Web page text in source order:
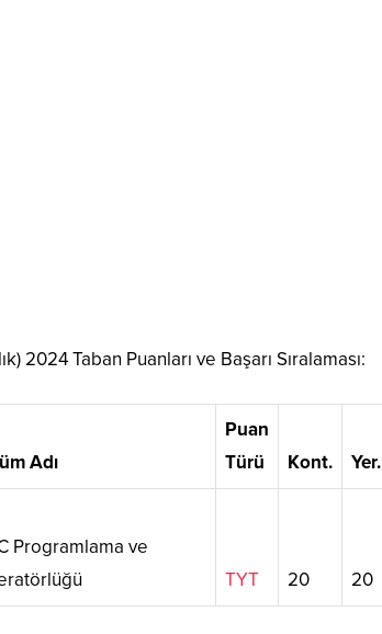
2024 Taban Puanları ve Başarı Sıralaması:
Adı
Puan
Türü
Kont. Yer.
Programlama ve
TYT 20 20